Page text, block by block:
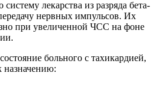
лекарства из разряда бета-
нервных импульсов. Их
при увеличенной ЧСС на фоне
больного с тахикардией,
назначению: